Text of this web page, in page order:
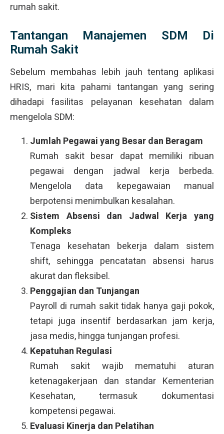
rumah sakit.
Tantangan Manajemen SDM Di
Rumah Sakit
Sebelum membahas lebih jauh tentang aplikasi
HRIS, mari kita pahami tantangan yang sering
dihadapi fasilitas pelayanan kesehatan dalam
mengelola SDM:
Jumlah Pegawai yang Besar dan Beragam
Rumah sakit besar dapat memiliki ribuan
pegawai dengan jadwal kerja berbeda.
Mengelola data kepegawaian manual
berpotensi menimbulkan kesalahan.
Sistem Absensi dan Jadwal Kerja yang
Kompleks
Tenaga kesehatan bekerja dalam sistem
shift, sehingga pencatatan absensi harus
akurat dan fleksibel.
Penggajian dan Tunjangan
Payroll di rumah sakit tidak hanya gaji pokok,
tetapi juga insentif berdasarkan jam kerja,
jasa medis, hingga tunjangan profesi.
Kepatuhan Regulasi
Rumah sakit wajib mematuhi aturan
ketenagakerjaan dan standar Kementerian
Kesehatan, termasuk dokumentasi
kompetensi pegawai.
Evaluasi Kinerja dan Pelatihan